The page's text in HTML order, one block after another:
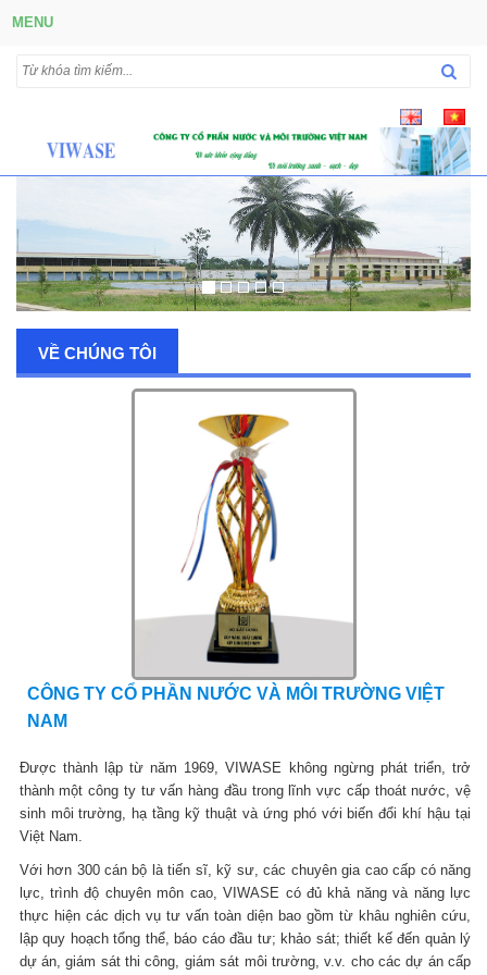
MENU
VỀ CHÚNG TÔI
CÔNG TY CỔ PHẦN NƯỚC VÀ MÔI TRƯỜNG VIỆT
NAM
Được thành lập từ năm 1969, VIWASE không ngừng phát triển, trở
thành một công ty tư vấn hàng đầu trong lĩnh vực cấp thoát nước, vệ
sinh môi trường, hạ tầng kỹ thuật và ứng phó với biến đổi khí hậu tại
Việt Nam.
Với hơn 300 cán bộ là tiến sĩ, kỹ sư, các chuyên gia cao cấp có năng
lực, trình độ chuyên môn cao, VIWASE có đủ khả năng và năng lực
thực hiện các dịch vụ tư vấn toàn diện bao gồm từ khâu nghiên cứu,
lập quy hoạch tổng thể, báo cáo đầu tư; khảo sát; thiết kế đến quản lý
dự án, giám sát thi công, giám sát môi trường, v.v. cho các dự án cấp